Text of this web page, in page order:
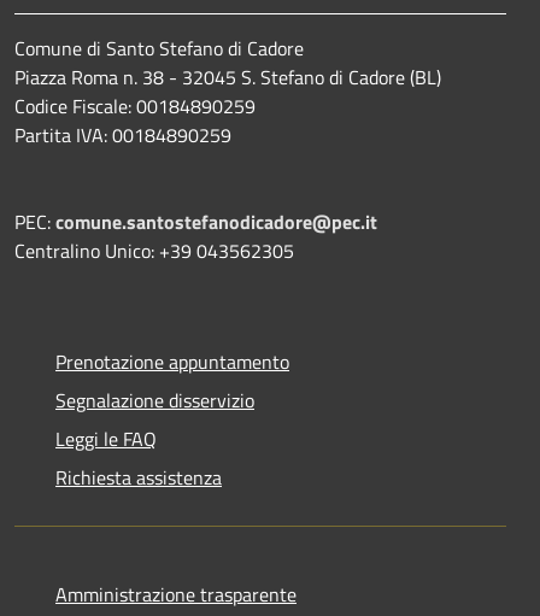
Comune di Santo Stefano di Cadore
Piazza Roma n. 38 - 32045 S. Stefano di Cadore (BL)
Codice Fiscale: 00184890259
Partita IVA: 00184890259
PEC:comune.santostefanodicadore@pec.it
Centralino Unico: +39 043562305
Prenotazione appuntamento
Segnalazione disservizio
Leggi le FAQ
Richiesta assistenza
Amministrazione trasparente